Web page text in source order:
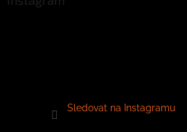
Sledovat na Instagramu